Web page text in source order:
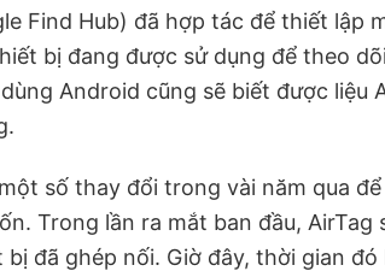
Find Hub) đã hợp tác để thiết lập
bị đang được sử dụng để theo
Android cũng sẽ biết được liệu
số thay đổi trong vài năm qua
Trong lần ra mắt ban đầu, AirTag
đã ghép nối. Giờ đây, thời gian